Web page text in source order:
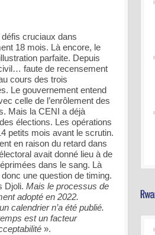
cruciaux dans
18 mois. Là encore, le
parfaite. Depuis
faute de recensement
cours des trois
Le gouvernement entend
celle de l’enrôlement des
Mais la CENI a déjà
élections. Les opérations
petits mois avant le scrutin.
en raison du retard dans
avait donné lieu à de
dans le sang. Là
une question de timing.
Djoli. Mais le processus de
adopté en 2022.
calendrier n’a été publié.
est un facteur
».